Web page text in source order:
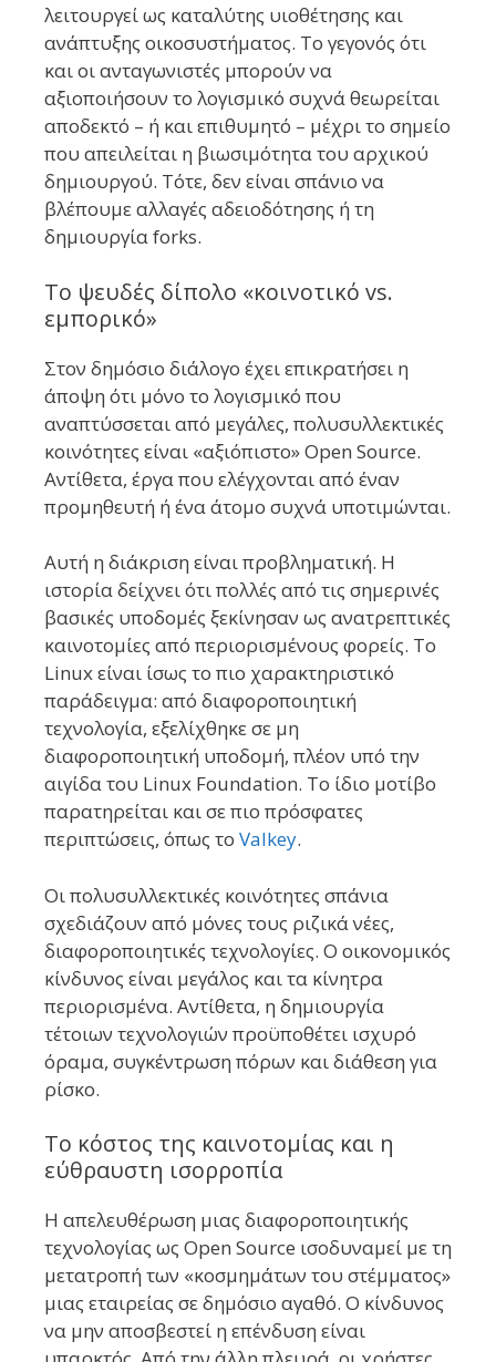
λειτουργεί ως καταλύτης υιοθέτησης και
ανάπτυξης οικοσυστήματος. Το γεγονός ότι
και οι ανταγωνιστές μπορούν να
αξιοποιήσουν το λογισμικό συχνά θεωρείται
αποδεκτό – ή και επιθυμητό – μέχρι το σημείο
που απειλείται η βιωσιμότητα του αρχικού
δημιουργού. Τότε, δεν είναι σπάνιο να
βλέπουμε αλλαγές αδειοδότησης ή τη
δημιουργία forks.
Το ψευδές δίπολο «κοινοτικό vs.
εμπορικό»
Στον δημόσιο διάλογο έχει επικρατήσει η
άποψη ότι μόνο το λογισμικό που
αναπτύσσεται από μεγάλες, πολυσυλλεκτικές
κοινότητες είναι «αξιόπιστο» Open Source.
Αντίθετα, έργα που ελέγχονται από έναν
προμηθευτή ή ένα άτομο συχνά υποτιμώνται.
Αυτή η διάκριση είναι προβληματική. Η
ιστορία δείχνει ότι πολλές από τις σημερινές
βασικές υποδομές ξεκίνησαν ως ανατρεπτικές
καινοτομίες από περιορισμένους φορείς. Το
Linux είναι ίσως το πιο χαρακτηριστικό
παράδειγμα: από διαφοροποιητική
τεχνολογία, εξελίχθηκε σε μη
διαφοροποιητική υποδομή, πλέον υπό την
αιγίδα του Linux Foundation. Το ίδιο μοτίβο
παρατηρείται και σε πιο πρόσφατες
περιπτώσεις, όπως το Valkey.
Οι πολυσυλλεκτικές κοινότητες σπάνια
σχεδιάζουν από μόνες τους ριζικά νέες,
διαφοροποιητικές τεχνολογίες. Ο οικονομικός
κίνδυνος είναι μεγάλος και τα κίνητρα
περιορισμένα. Αντίθετα, η δημιουργία
τέτοιων τεχνολογιών προϋποθέτει ισχυρό
όραμα, συγκέντρωση πόρων και διάθεση για
ρίσκο.
Το κόστος της καινοτομίας και η
εύθραυστη ισορροπία
Η απελευθέρωση μιας διαφοροποιητικής
τεχνολογίας ως Open Source ισοδυναμεί με τη
μετατροπή των «κοσμημάτων του στέμματος»
μιας εταιρείας σε δημόσιο αγαθό. Ο κίνδυνος
να μην αποσβεστεί η επένδυση είναι